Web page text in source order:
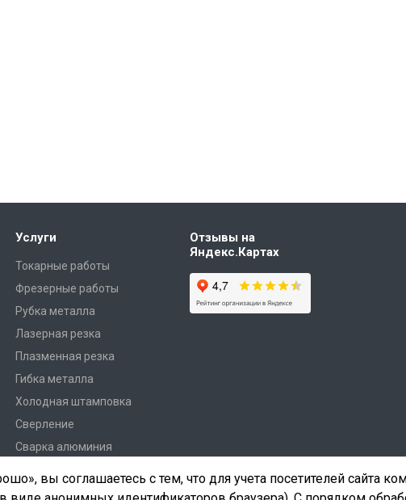
Услуги
Токарные работы
Фрезерные работы
Рубка металла
Лазерная резка
Плазменная резка
Гибка металла
Холодная штамповка
Сверление
Сварка алюминия
Отзывы на
Яндекс.Картах
вы соглашаетесь с тем, что для учета посетителей сайта